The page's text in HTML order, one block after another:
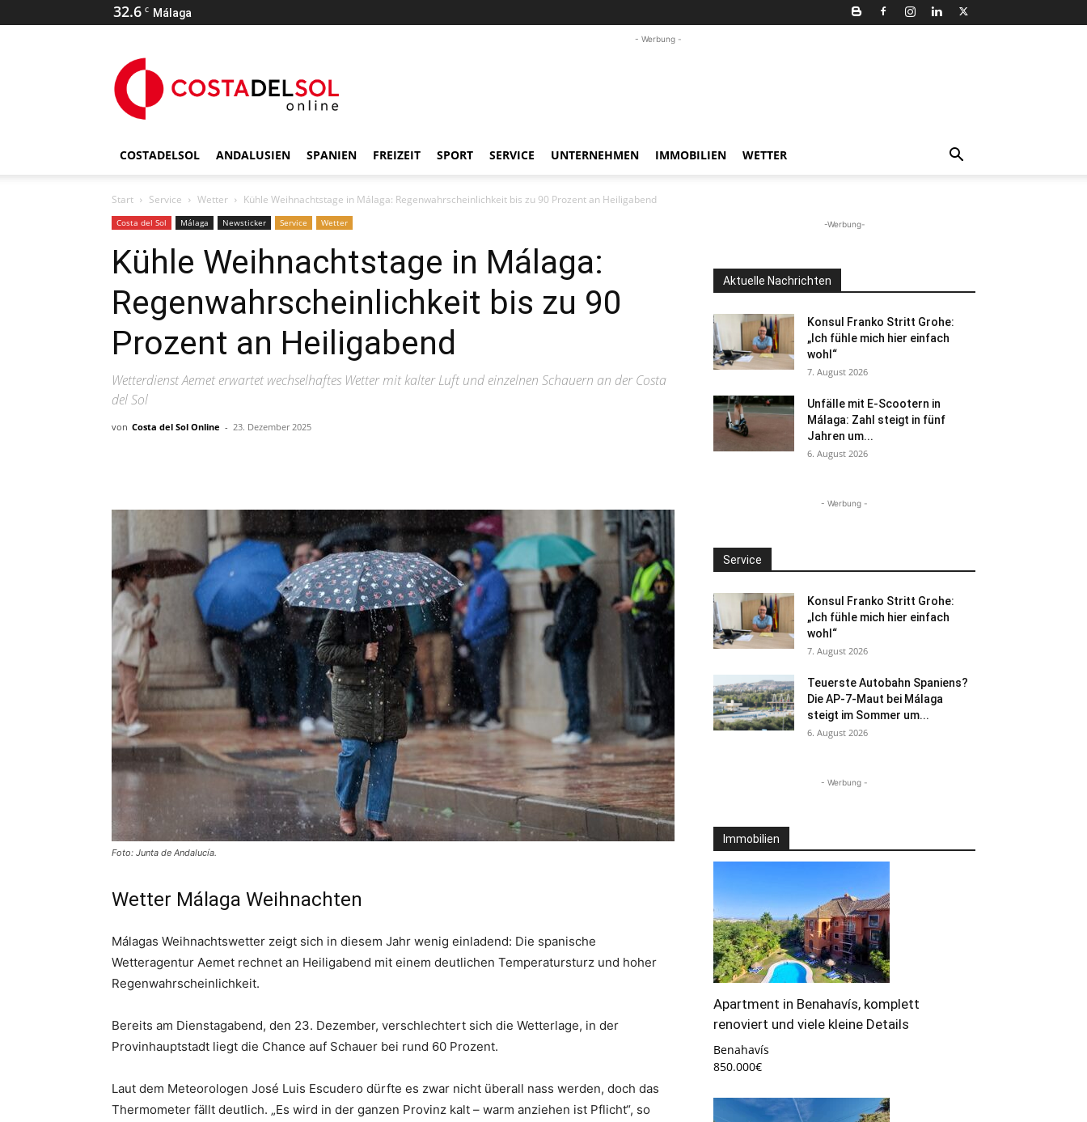
32.6 C Málaga
- Werbung -
COSTADELSOL ANDALUSIEN SPANIEN FREIZEIT SPORT SERVICE UNTERNEHMEN IMMOBILIEN WETTER
Start Service Wetter Kühle Weihnachtstage in Málaga: Regenwahrscheinlichkeit bis zu 90 Prozent an Heiligabend
Costa del Sol Málaga Newsticker Service Wetter
Kühle Weihnachtstage in Málaga:
Regenwahrscheinlichkeit bis zu 90
Prozent an Heiligabend
Wetterdienst Aemet erwartet wechselhaftes Wetter mit kalter Luft und einzelnen Schauern an der Costa
del Sol
von Costa del Sol Online - 23. Dezember 2025
Foto: Junta de Andalucía.
Wetter Málaga Weihnachten
Málagas Weihnachtswetter zeigt sich in diesem Jahr wenig einladend: Die spanische
Wetteragentur Aemet rechnet an Heiligabend mit einem deutlichen Temperatursturz und hoher
Regenwahrscheinlichkeit.
Bereits am Dienstagabend, den 23. Dezember, verschlechtert sich die Wetterlage, in der
Provinhauptstadt liegt die Chance auf Schauer bei rund 60 Prozent.
Laut dem Meteorologen José Luis Escudero dürfte es zwar nicht überall nass werden, doch das
Thermometer fällt deutlich. „Es wird in der ganzen Provinz kalt – warm anziehen ist Pflicht“, so
-Werbung-
Aktuelle Nachrichten
Konsul Franko Stritt Grohe:
„Ich fühle mich hier einfach
wohl“
7. August 2026
Unfälle mit E-Scootern in
Málaga: Zahl steigt in fünf
Jahren um...
6. August 2026
- Werbung -
Service
Konsul Franko Stritt Grohe:
„Ich fühle mich hier einfach
wohl“
7. August 2026
Teuerste Autobahn Spaniens?
Die AP-7-Maut bei Málaga
steigt im Sommer um...
6. August 2026
- Werbung -
Immobilien
Apartment in Benahavís, komplett
renoviert und viele kleine Details
Benahavís
850.000€